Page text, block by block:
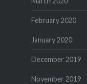
February 2020
January 2020
December 2019
November 2019